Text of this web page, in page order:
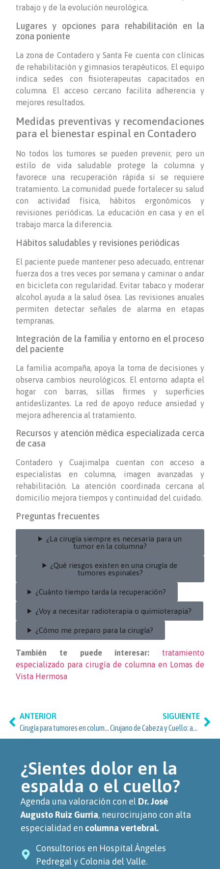
trabajo y de la evolución neurológica.
Lugares y opciones para rehabilitación en la
zona poniente
La zona de Contadero y Santa Fe cuenta con clínicas
de rehabilitación y gimnasios terapéuticos. El equipo
indica sedes con fisioterapeutas capacitados en
columna. El acceso cercano facilita adherencia y
mejores resultados.
Medidas preventivas y recomendaciones
para el bienestar espinal en Contadero
No todos los tumores se pueden prevenir, pero un
estilo de vida saludable protege la columna y
favorece una recuperación rápida si se requiere
tratamiento. La comunidad puede fortalecer su salud
con actividad física, hábitos ergonómicos y
revisiones periódicas. La educación en casa y en el
trabajo marca la diferencia.
Hábitos saludables y revisiones periódicas
El paciente puede mantener peso adecuado, entrenar
fuerza dos a tres veces por semana y caminar o andar
en bicicleta con regularidad. Evitar tabaco y moderar
alcohol ayuda a la salud ósea. Las revisiones anuales
permiten detectar señales de alarma en etapas
tempranas.
Integración de la familia y entorno en el proceso
del paciente
La familia acompaña, apoya la toma de decisiones y
observa cambios neurológicos. El entorno adapta el
hogar con barras, sillas firmes y superficies
antideslizantes. La red de apoyo reduce ansiedad y
mejora adherencia al tratamiento.
Recursos y atención médica especializada cerca
de casa
Contadero y Cuajimalpa cuentan con acceso a
especialistas en columna, imagen avanzadas y
rehabilitación. La atención coordinada cercana al
domicilio mejora tiempos y continuidad del cuidado.
Preguntas frecuentes
¿La cirugía siempre es necesaria para un
tumor en la columna?
¿Qué riesgos existen en una cirugía de
tumores espinales?
¿Cuánto tiempo tarda la recuperación?
¿Voy a necesitar radioterapia o quimioterapia?
¿Cómo me preparo para la cirugía?
También te puede interesar:
tratamiento
especializado para cirugía de columna en Lomas de
Vista Hermosa
ANTERIOR
SIGUIENTE
¿Sientes dolor en la
espalda o el cuello?
Agenda una valoración con el Dr. José
Augusto Ruiz Gurría, neurocirujano con alta
especialidad en columna vertebral.
Consultorios en Hospital Ángeles
Pedregal y Colonia del Valle.